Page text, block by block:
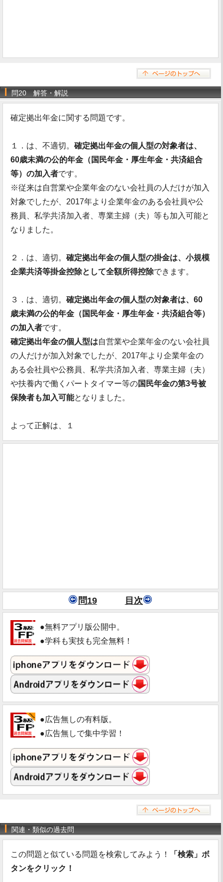
問20 解答・解説
確定拠出年金に関する問題です。
１．は、不適切。 確定拠出年金の個人型の対象者は、
60歳未満の公的年金（国民年金・厚生年金・共済組合
等）の加入者です。
※従来は自営業や企業年金のない会社員の人だけが加入
対象でしたが、2017年より企業年金のある会社員や公
務員、私学共済加入者、専業主婦（夫）等も加入可能と
なりました。
２．は、適切。 確定拠出年金の個人型の掛金は、小規模
企業共済等掛金控除として全額所得控除できます。
３．は、適切。 確定拠出年金の個人型の対象者は、60
歳未満の公的年金（国民年金・厚生年金・共済組合等）
の加入者です。
確定拠出年金の個人型は自営業や企業年金のない会社員
の人だけが加入対象でしたが、2017年より企業年金の
ある会社員や公務員、私学共済加入者、専業主婦（夫）
や扶養内で働くパートタイマー等の国民年金の第3号被
保険者も加入可能となりました。
よって正解は、１
問19 目次
●無料アプリ版公開中。
●学科も実技も完全無料！
●広告無しの有料版。
●広告無しで集中学習！
関連・類似の過去問
この問題と似ている問題を検索してみよう！
「検索」ボ
タンをクリック！